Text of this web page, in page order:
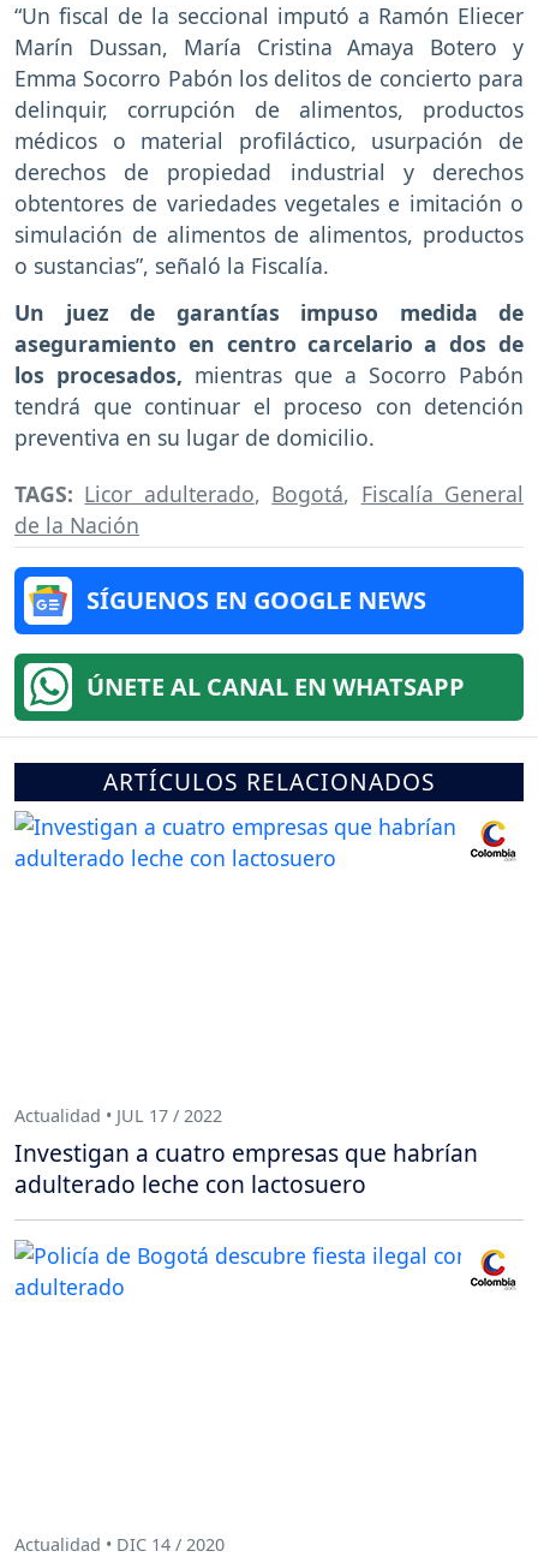
“Un fiscal de la seccional imputó a Ramón Eliecer
Marín Dussan, María Cristina Amaya Botero y
Emma Socorro Pabón los delitos de concierto para
delinquir, corrupción de alimentos, productos
médicos o material profiláctico, usurpación de
derechos de propiedad industrial y derechos
obtentores de variedades vegetales e imitación o
simulación de alimentos de alimentos, productos
o sustancias”, señaló la Fiscalía.
Un juez de garantías impuso medida de
aseguramiento en centro carcelario a dos de
los procesados, mientras que a Socorro Pabón
tendrá que continuar el proceso con detención
preventiva en su lugar de domicilio.
TAGS: Licor adulterado, Bogotá, Fiscalía General
de la Nación
SÍGUENOS EN GOOGLE NEWS
ÚNETE AL CANAL EN WHATSAPP
ARTÍCULOS RELACIONADOS
Actualidad • JUL 17 / 2022
Investigan a cuatro empresas que habrían
adulterado leche con lactosuero
Actualidad • DIC 14 / 2020